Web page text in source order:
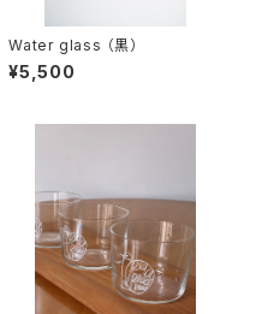
Water glass （黒）
¥5,500